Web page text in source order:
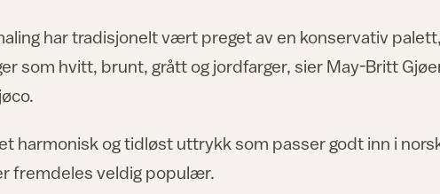
har tradisjonelt vært preget av en konservativ palett,
som hvitt, brunt, grått og jordfarger, sier May-Britt
harmonisk og tidløst uttrykk som passer godt inn i
fremdeles veldig populær.